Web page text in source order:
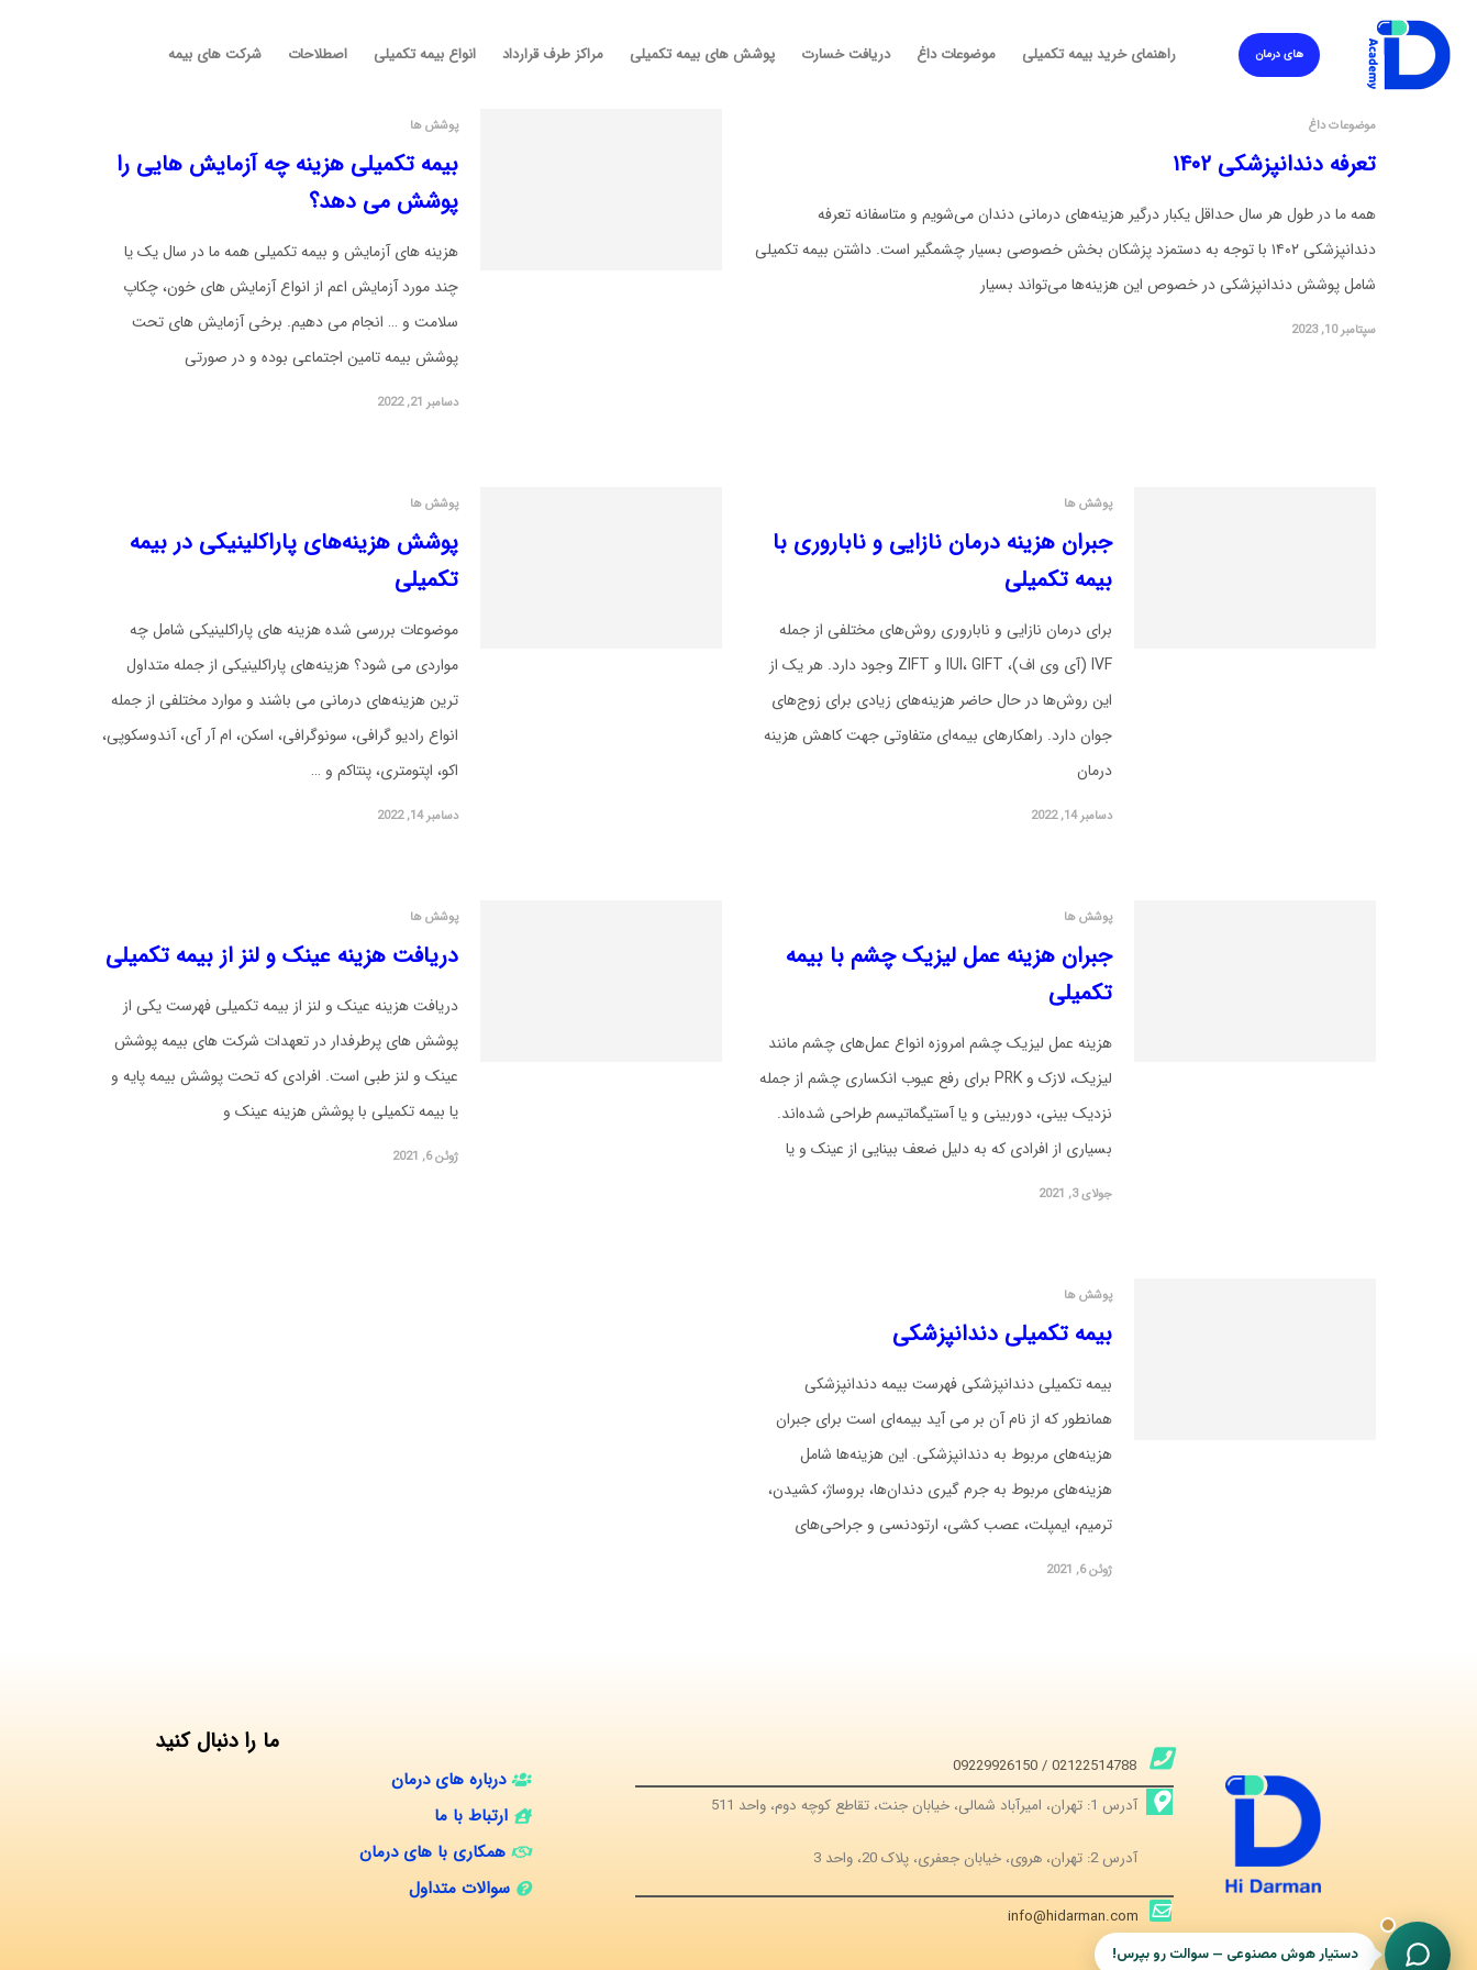
های درمان راهنمای خرید بیمه تکمیلی موضوعات داغ دریافت خسارت پوشش های بیمه تکمیلی مراکز طرف قرارداد انواع بیمه تکمیلی اصطلاحات شرکت های بیمه
موضوعات داغ
تعرفه دندانپزشکی ۱۴۰۲
همه ما در طول هر سال حداقل یکبار درگیر هزینه‌های درمانی دندان می‌شویم و متاسفانه تعرفه
دندانپزشکی ۱۴۰۲ با توجه به دستمزد پزشکان بخش خصوصی بسیار چشمگیر است. داشتن بیمه تکمیلی
شامل پوشش دندانپزشکی در خصوص این هزینه‌ها می‌تواند بسیار
سپتامبر 10, 2023
پوشش ها
بیمه تکمیلی هزینه چه آزمایش هایی را
پوشش می دهد؟
هزینه های آزمایش و بیمه تکمیلی همه ما در سال یک یا
چند مورد آزمایش اعم از انواع آزمایش های خون، چکاپ
سلامت و … انجام می دهیم. برخی آزمایش های تحت
پوشش بیمه تامین اجتماعی بوده و در صورتی
دسامبر 21, 2022
پوشش ها
جبران هزینه درمان نازایی و ناباروری با
بیمه تکمیلی
برای درمان نازایی و ناباروری روش‌های مختلفی از جمله
IVF (آی وی اف)، IUI، GIFT و ZIFT وجود دارد. هر یک از
این روش‌ها در حال حاضر هزینه‌های زیادی برای زوج‌های
جوان دارد. راهکارهای بیمه‌ای متفاوتی جهت کاهش هزینه
درمان
دسامبر 14, 2022
پوشش ها
پوشش هزینه‌های پاراکلینیکی در بیمه
تکمیلی
موضوعات بررسی شده هزینه های پاراکلینیکی شامل چه
مواردی می شود؟ هزینه‌های پاراکلینیکی از جمله متداول
ترین هزینه‌های درمانی می باشند و موارد مختلفی از جمله
انواع رادیو گرافی، سونوگرافی، اسکن، ام آر آی، آندوسکوپی،
اکو، اپتومتری، پنتاکم و …
دسامبر 14, 2022
پوشش ها
جبران هزینه عمل لیزیک چشم با بیمه
تکمیلی
هزینه عمل لیزیک چشم امروزه انواع عمل‌های چشم مانند
لیزیک، لازک و PRK برای رفع عیوب انکساری چشم از جمله
نزدیک بینی، دوربینی و یا آستیگماتیسم طراحی شده‌اند.
بسیاری از افرادی که به دلیل ضعف بینایی از عینک و یا
جولای 3, 2021
پوشش ها
دریافت هزینه عینک و لنز از بیمه تکمیلی
دریافت هزینه عینک و لنز از بیمه تکمیلی فهرست یکی از
پوشش های پرطرفدار در تعهدات شرکت های بیمه پوشش
عینک و لنز طبی است. افرادی که تحت پوشش بیمه پایه و
یا بیمه تکمیلی با پوشش هزینه عینک و
ژوئن 6, 2021
پوشش ها
بیمه تکمیلی دندانپزشکی
بیمه تکمیلی دندانپزشکی فهرست بیمه دندانپزشکی
همانطور که از نام آن بر می آید بیمه‌ای است برای جبران
هزینه‌های مربوط به دندانپزشکی. این هزینه‌ها شامل
هزینه‌های مربوط به جرم گیری دندان‌ها، بروساژ، کشیدن،
ترمیم، ایمپلت، عصب کشی، ارتودنسی و جراحی‌های
ژوئن 6, 2021
02122514788 / 09229926150
آدرس 1: تهران، امیرآباد شمالی، خیابان جنت، تقاطع کوچه دوم، واحد 511
آدرس 2: تهران، هروی، خیابان جعفری، پلاک 20، واحد 3
info@hidarman.com
درباره های درمان
ارتباط با ما
همکاری با های درمان
سوالات متداول
ما را دنبال کنید
دستیار هوش مصنوعی — سوالت رو بپرس!